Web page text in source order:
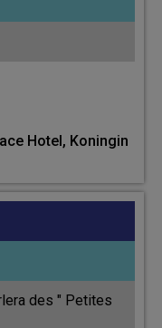
Hotel, Koningin
des " Petites